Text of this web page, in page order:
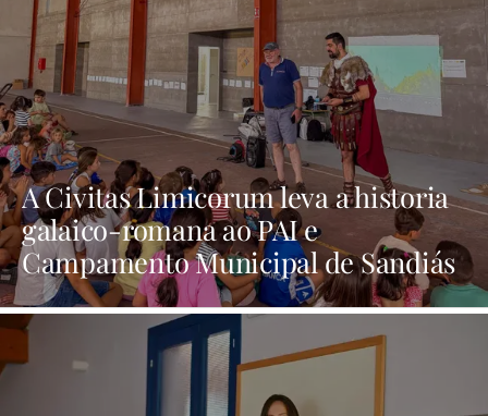
A Civitas Limicorum leva a historia
galaico-romana ao PAI e
Campamento Municipal de Sandiás
| NOTICIAS XINZO